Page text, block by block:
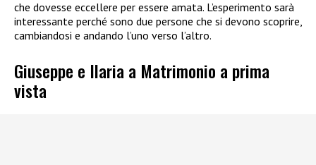
che dovesse eccellere per essere amata. L’esperimento sarà
interessante perché sono due persone che si devono scoprire,
cambiandosi e andando l’uno verso l’altro.
Giuseppe e Ilaria a Matrimonio a prima
vista